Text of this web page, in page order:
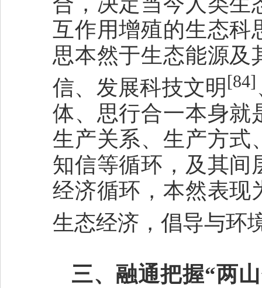
互作用增殖的生态科
思本然于生态能源及
信、发展科技文明 [84]
体、思行合一本身就
生产关系、生产方式
知信等循环，及其间
经济循环，本然表现
生态经济，倡导与环
三、融通把握“两